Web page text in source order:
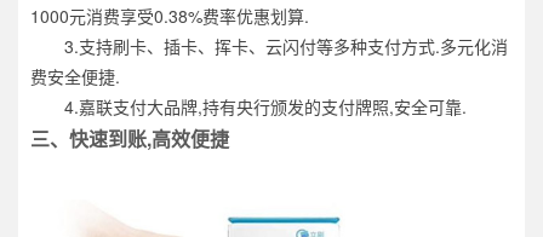
1000元消费享受0.38%费率优惠划算.
3.支持刷卡、插卡、挥卡、云闪付等多种支付方式.多元化消
费安全便捷.
4.嘉联支付大品牌,持有央行颁发的支付牌照,安全可靠.
三、快速到账,高效便捷